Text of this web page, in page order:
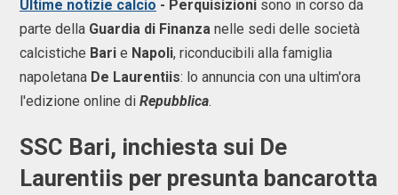
Ultime notizie calcio - Perquisizioni sono in corso da
parte della Guardia di Finanza nelle sedi delle società
calcistiche Bari e Napoli, riconducibili alla famiglia
napoletana De Laurentiis: lo annuncia con una ultim'ora
l'edizione online di Repubblica.
SSC Bari, inchiesta sui De
Laurentiis per presunta bancarotta